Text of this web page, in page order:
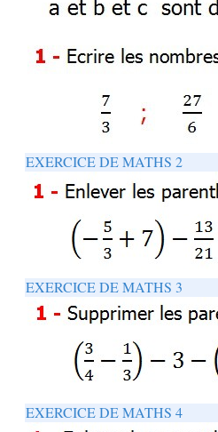
EXERCICE DE MATHS 2
EXERCICE DE MATHS 3
EXERCICE DE MATHS 4